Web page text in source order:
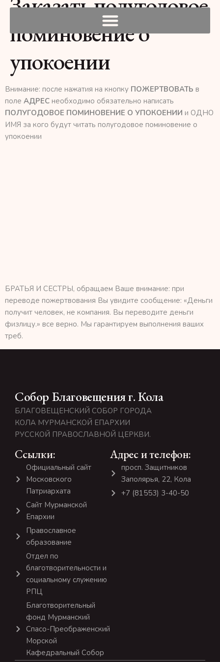
поминовение о
упокоении
Внимание: после нажатия на кнопку ПОЖЕРТВОВАТЬ в
поле АДРЕС необходимо обязательно написать
ПОЛУГОДОВОЕ ПОМИНОВЕНИЕ О УПОКОЕНИИ и ОДНО
ИМЯ за кого будут читать полугодовое поминовение о
упокоении
БРАТЬЯ И СЕСТРЫ, обращаем Ваше внимание: при
переводе пожертвования Вы увидите сообщение: «Деньги
получит человек, не компания. Вы переводите деньги
физлицу.» все верно. Мы гарантируем выполнения ваших
треб.
Собор Благовещения г. Кола
БЛАГОВЕЩЕНСКИЙ СОБОР ГОРОДА
КОЛА МУРМАНСКОЙ ЕПАРХИИ
РУССКОЙ ПРАВОСЛАВНОЙ ЦЕРКВИ.
Ссылки:
Официальный сайт
Московского
Патриархата
Сайт Мурманской
Епархии
Православное
образование
Отдел по
благотворительности и
социальному служению
РПЦ
Благотворительный
фонд Мурманский
Спасо-Преображенский
Морской
Кафедральный Собор
Адрес и телефон:
просп. Защитников
Заполярья, 22, Кола
+7 (81553) 3-40-50